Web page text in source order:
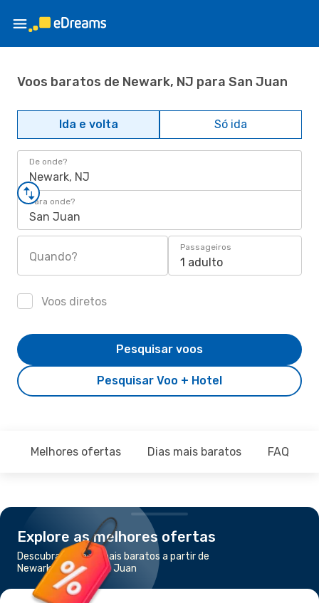
Voos baratos de Newark, NJ para San Juan
Ida e volta Só ida
De onde?
Newark, NJ
Para onde?
San Juan
Quando?
Passageiros
1 adulto
Voos diretos
Pesquisar Voo + Hotel
Pesquisar voos
Melhores ofertas Dias mais baratos FAQ
Explore as melhores ofertas
Descubra os voos mais baratos a partir de
Newark, NJ para San Juan